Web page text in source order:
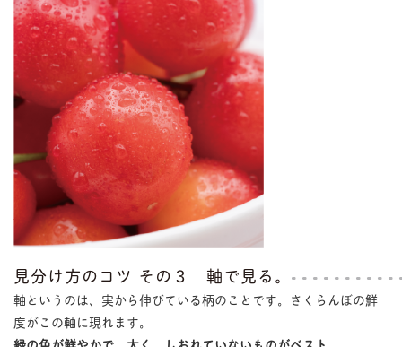
見分け方のコツ その３ 軸で見る。
軸というのは、実から伸びている柄のことです。さくらんぼの鮮
度がこの軸に現れます。